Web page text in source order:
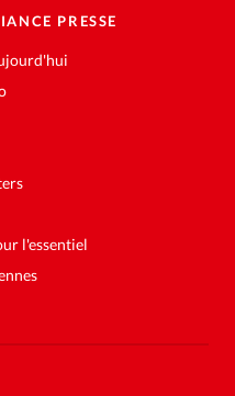
PRESSE
l'essentiel